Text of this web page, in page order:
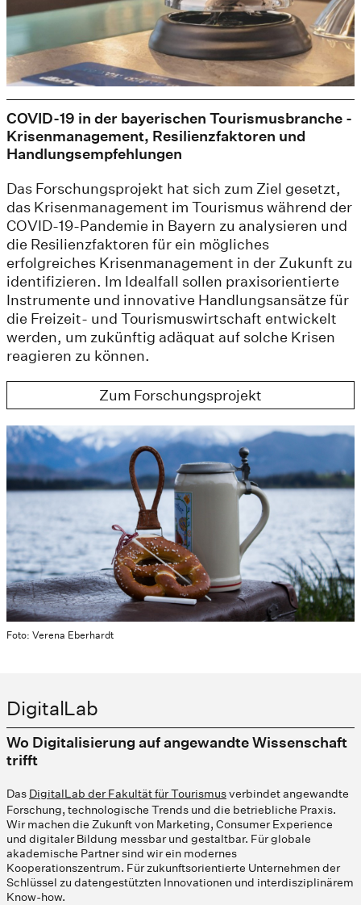
COVID-19 in der bayerischen Tourismusbranche -
Krisenmanagement, Resilienzfaktoren und
Handlungsempfehlungen
Das Forschungsprojekt hat sich zum Ziel gesetzt,
das Krisenmanagement im Tourismus während der
COVID-19-Pandemie in Bayern zu analysieren und
die Resilienzfaktoren für ein mögliches
erfolgreiches Krisenmanagement in der Zukunft zu
identifizieren. Im Idealfall sollen praxisorientierte
Instrumente und innovative Handlungsansätze für
die Freizeit- und Tourismuswirtschaft entwickelt
werden, um zukünftig adäquat auf solche Krisen
reagieren zu können.
Zum Forschungsprojekt
Foto: Verena Eberhardt
DigitalLab
Wo Digitalisierung auf angewandte Wissenschaft
trifft
Das DigitalLab der Fakultät für Tourismusverbindet angewandte
Forschung, technologische Trends und die betriebliche Praxis.
Wir machen die Zukunft von Marketing, Consumer Experience
und digitaler Bildung messbar und gestaltbar. Für globale
akademische Partner sind wir ein modernes
Kooperationszentrum. Für zukunftsorientierte Unternehmen der
Schlüssel zu datengestützten Innovationen und interdisziplinärem
Know-how.